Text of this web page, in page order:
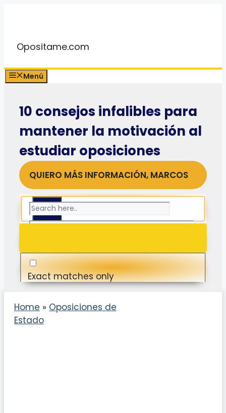
Opositame.com
Menú
10 consejos infalibles para
mantener la motivación al
estudiar oposiciones
QUIERO MÁS INFORMACIÓN, MARCOS
Exact matches only
Search in title
Home » Oposiciones de
Estado